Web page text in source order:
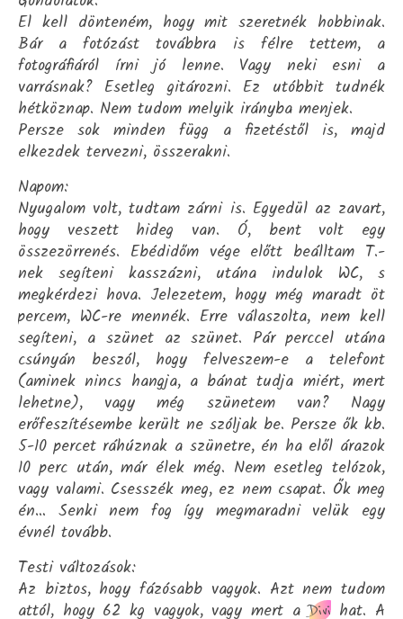
El kell dönteném, hogy mit szeretnék hobbinak.
Bár a fotózást továbbra is félre tettem, a
fotográfiáról írni jó lenne. Vagy neki esni a
varrásnak? Esetleg gitározni. Ez utóbbit tudnék
hétköznap. Nem tudom melyik irányba menjek.
Persze sok minden függ a fizetéstől is, majd
elkezdek tervezni, összerakni.
Napom:
Nyugalom volt, tudtam zárni is. Egyedül az zavart,
hogy veszett hideg van. Ó, bent volt egy
összezörrenés. Ebédidőm vége előtt beálltam T.-
nek segíteni kasszázni, utána indulok WC, s
megkérdezi hova. Jelezetem, hogy még maradt öt
percem, WC-re mennék. Erre válaszolta, nem kell
segíteni, a szünet az szünet. Pár perccel utána
csúnyán beszól, hogy felveszem-e a telefont
(aminek nincs hangja, a bánat tudja miért, mert
lehetne), vagy még szünetem van? Nagy
erőfeszítésembe került ne szóljak be. Persze ők kb.
5-10 percet ráhúznak a szünetre, én ha elől árazok
10 perc után, már élek még. Nem esetleg telózok,
vagy valami. Csesszék meg, ez nem csapat. Ők meg
én… Senki nem fog így megmaradni velük egy
évnél tovább.
Testi változások:
Az biztos, hogy fázósabb vagyok. Azt nem tudom
attól, hogy 62 kg vagyok, vagy mert aDivihat. A